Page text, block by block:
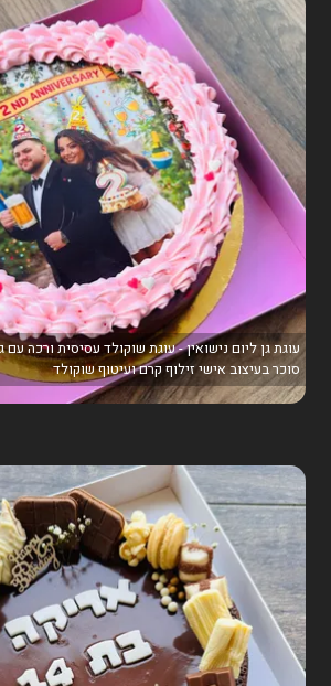
עוגת גן ליום נישואין - עוגת שוקולד עסיסית ורכה
סוכר בעיצוב אישי זילוף קרם ועיטוף שוקולד